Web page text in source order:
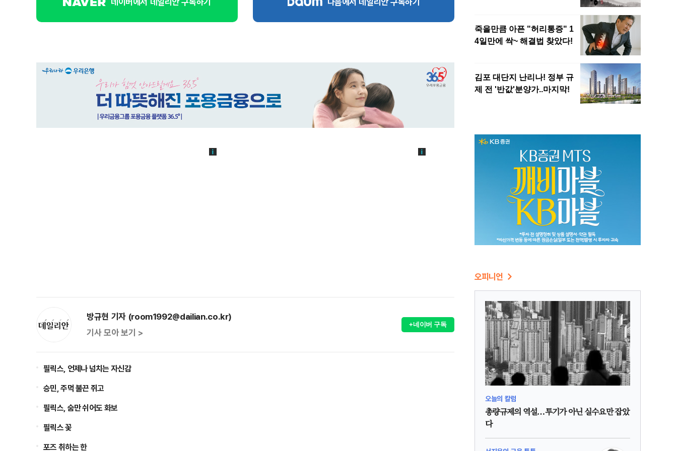
방규현 기자 (room1992@dailian.co.kr)
기사 모아 보기 >
+네이버 구독
필릭스, 언제나 넘치는 자신감
승민, 주먹 불끈 쥐고
필릭스, 숨만 쉬어도 화보
필릭스 꽃
포즈 취하는 한
오피니언
오늘의 칼럼
총량규제의 역설…투기가 아닌 실수요만 잡았
다